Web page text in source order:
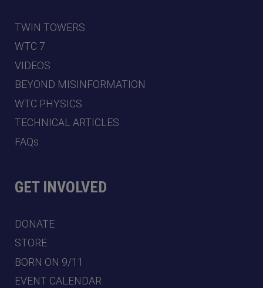
TWIN TOWERS
WTC 7
VIDEOS
BEYOND MISINFORMATION
WTC PHYSICS
TECHNICAL ARTICLES
FAQs
GET INVOLVED
DONATE
STORE
BORN ON 9/11
EVENT CALENDAR